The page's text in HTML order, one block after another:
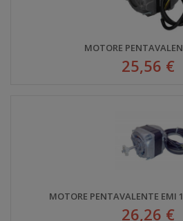
MOTORE
25,56 €
MOTORE PENTAVALENTE EMI
26,26 €